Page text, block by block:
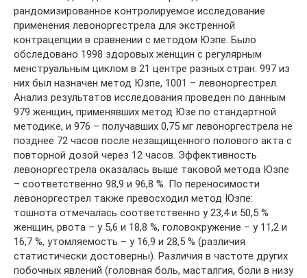
рандомизированное контролируемое исследование
применения левоноргестрела для экстренной
контрацепции в сравнении с методом Юзпе. Было
обследовано 1998 здоровых женщин с регулярным
менструальным циклом в 21 центре разных стран: 997 из
них был назначен метод Юзпе, 1001 – левоноргестрел.
Анализ результатов исследования проведен по данным
979 женщин, применявших метод Юзе по стандартной
методике, и 976 – получавших 0,75 мг левоноргестрела не
позднее 72 часов после незащищенного полового акта с
повторной дозой через 12 часов. Эффективность
левоноргестрела оказалась выше таковой метода Юзпе
– соответственно 98,9 и 96,8 %. По переносимости
левоноргестрел также превосходил метод Юзпе:
тошнота отмечалась соответственно у 23,4 и 50,5 %
женщин, рвота – у 5,6 и 18,8 %, головокружение – у 11,2 и
16,7 %, утомляемость – у 16,9 и 28,5 % (различия
статистически достоверны). Различия в частоте других
побочных явлений (головная боль, масталгия, боли в низу